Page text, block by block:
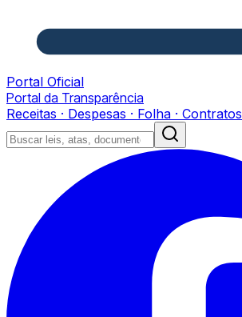
Portal Oficial
Portal da Transparência
Receitas · Despesas · Folha · Contratos